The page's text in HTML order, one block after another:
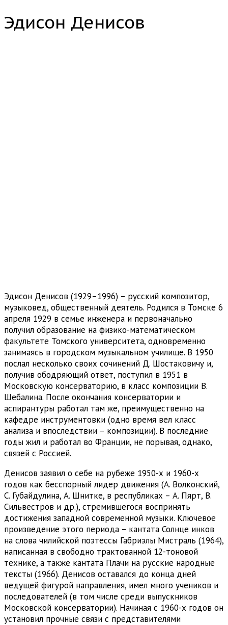
Эдисон Денисов
Эдисон Денисов (1929–1996) – русский композитор,
музыковед, общественный деятель. Родился в Томске 6
апреля 1929 в семье инженера и первоначально
получил образование на физико-математическом
факультете Томского университета, одновременно
занимаясь в городском музыкальном училище. В 1950
послал несколько своих сочинений Д. Шостаковичу и,
получив ободряющий ответ, поступил в 1951 в
Московскую консерваторию, в класс композиции В.
Шебалина. После окончания консерватории и
аспирантуры работал там же, преимущественно на
кафедре инструментовки (одно время вел класс
анализа и впоследствии – композиции). В последние
годы жил и работал во Франции, не порывая, однако,
связей с Россией.
Денисов заявил о себе на рубеже 1950-х и 1960-х
годов как бесспорный лидер движения (А. Волконский,
С. Губайдулина, А. Шнитке, в республиках – А. Пярт, В.
Сильвестров и др.), стремившегося воспринять
достижения западной современной музыки. Ключевое
произведение этого периода – кантата Солнце инков
на слова чилийской поэтессы Габриэлы Мистраль (1964),
написанная в свободно трактованной 12-тоновой
технике, а также кантата Плачи на русские народные
тексты (1966). Денисов оставался до конца дней
ведущей фигурой направления, имел много учеников и
последователей (в том числе среди выпускников
Московской консерватории). Начиная с 1960-х годов он
установил прочные связи с представителями